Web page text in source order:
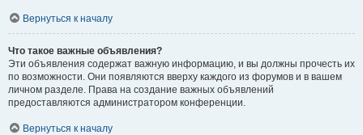
Вернуться к началу
Что такое важные объявления?
Эти объявления содержат важную информацию, и вы должны прочесть их
по возможности. Они появляются вверху каждого из форумов и в вашем
личном разделе. Права на создание важных объявлений
предоставляются администратором конференции.
Вернуться к началу